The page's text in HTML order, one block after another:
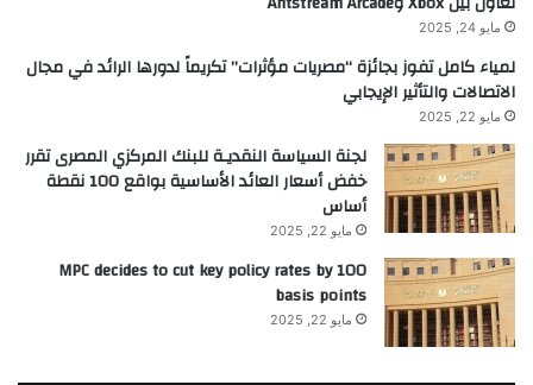
مايو 24, 2025
لمياء كامل تفوز بجائزة “مصريات مؤثرات” تكريماً لدورها الرائد في مجال
الاتصالات والتأثير الإيجابي
مايو 22, 2025
لجنة السياسة النقديـة للبنك المركزي المصرى تقرر
خفض أسعار العائد الأساسية بواقع 100 نقطة
أساس
مايو 22, 2025
MPC decides to cut key policy rates by 100
basis points
مايو 22, 2025